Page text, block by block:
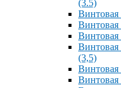
(3.5)
(3,5)